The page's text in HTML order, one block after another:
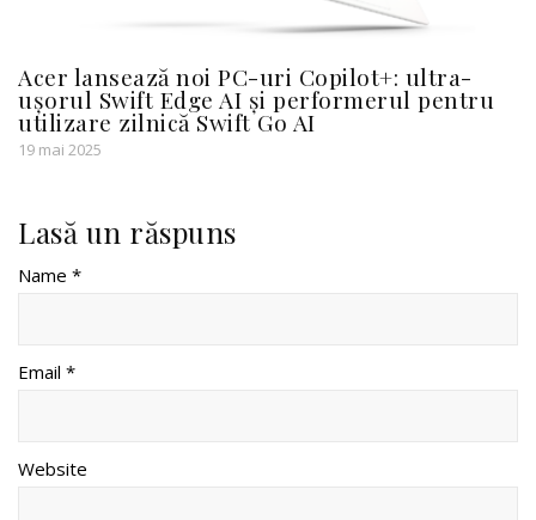
Acer lansează noi PC-uri Copilot+: ultra-
ușorul Swift Edge AI și performerul pentru
utilizare zilnică Swift Go AI
19 mai 2025
Lasă un răspuns
Name *
Email *
Website